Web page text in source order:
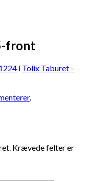
front
i Tolix Taburet –
.
Krævede felter er